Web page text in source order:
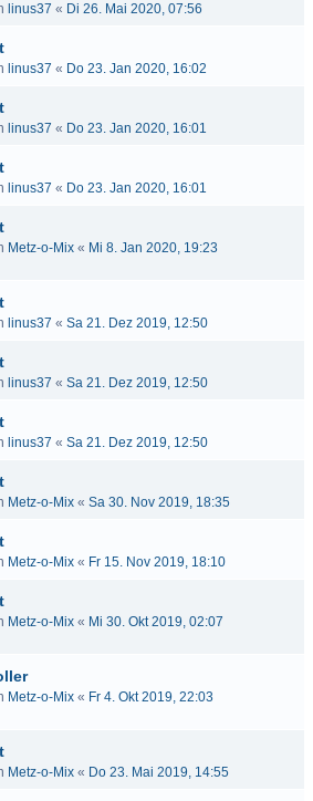
linus37 « Di 26. Mai 2020, 07:56
linus37 « Do 23. Jan 2020, 16:02
linus37 « Do 23. Jan 2020, 16:01
linus37 « Do 23. Jan 2020, 16:01
Metz-o-Mix « Mi 8. Jan 2020, 19:23
linus37 « Sa 21. Dez 2019, 12:50
linus37 « Sa 21. Dez 2019, 12:50
linus37 « Sa 21. Dez 2019, 12:50
Metz-o-Mix « Sa 30. Nov 2019, 18:35
Metz-o-Mix « Fr 15. Nov 2019, 18:10
Metz-o-Mix « Mi 30. Okt 2019, 02:07
Metz-o-Mix « Fr 4. Okt 2019, 22:03
Metz-o-Mix « Do 23. Mai 2019, 14:55